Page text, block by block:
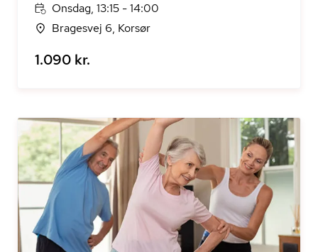
Onsdag, 13:15 - 14:00
Bragesvej 6, Korsør
1.090 kr.